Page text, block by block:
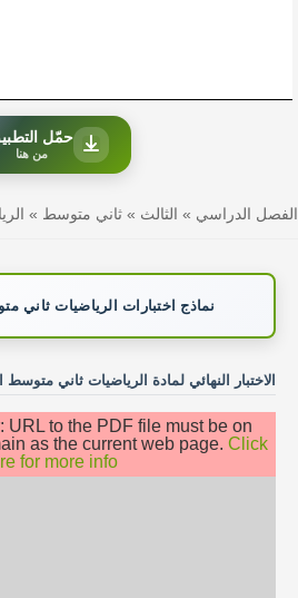
حمّل
من هنا
الفصل الدراسي » الثالث » ثاني متوسط »
نماذج اختبارات الرياضيات ثاني
الاختبار النهائي لمادة الرياضيات ثاني
URL to the PDF file must be on
as the current web page. Click
for more info